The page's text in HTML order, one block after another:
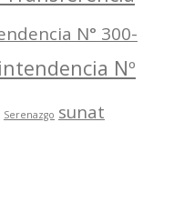
N° 300-
Nº
Serenazgo sunat